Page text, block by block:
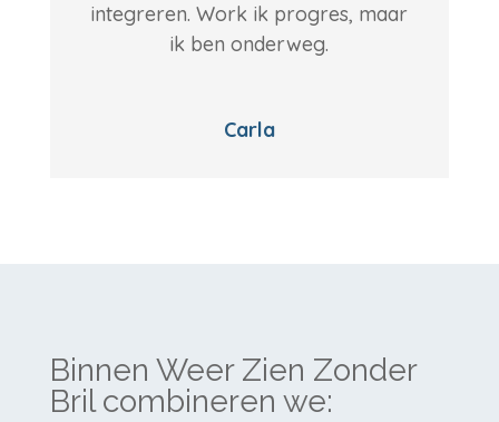
integreren. Work ik progres, maar
ik ben onderweg.
Carla
Binnen Weer Zien Zonder
Bril combineren we: